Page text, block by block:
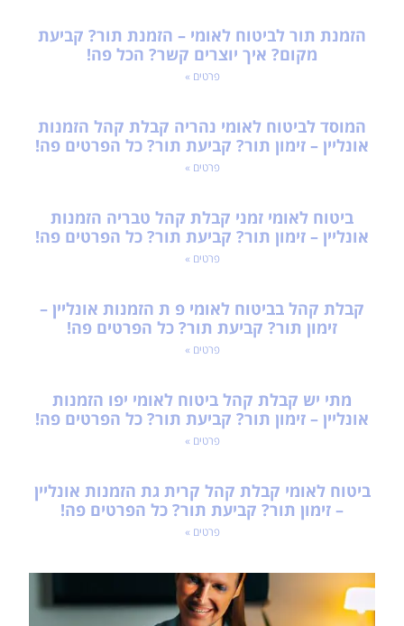
הזמנת תור לביטוח לאומי – הזמנת תור? קביעת
מקום? איך יוצרים קשר? הכל פה!
פרטים »
המוסד לביטוח לאומי נהריה קבלת קהל הזמנות
אונליין – זימון תור? קביעת תור? כל הפרטים פה!
פרטים »
ביטוח לאומי זמני קבלת קהל טבריה הזמנות
אונליין – זימון תור? קביעת תור? כל הפרטים פה!
פרטים »
קבלת קהל בביטוח לאומי פ ת הזמנות אונליין –
זימון תור? קביעת תור? כל הפרטים פה!
פרטים »
מתי יש קבלת קהל ביטוח לאומי יפו הזמנות
אונליין – זימון תור? קביעת תור? כל הפרטים פה!
פרטים »
ביטוח לאומי קבלת קהל קרית גת הזמנות אונליין
– זימון תור? קביעת תור? כל הפרטים פה!
פרטים »